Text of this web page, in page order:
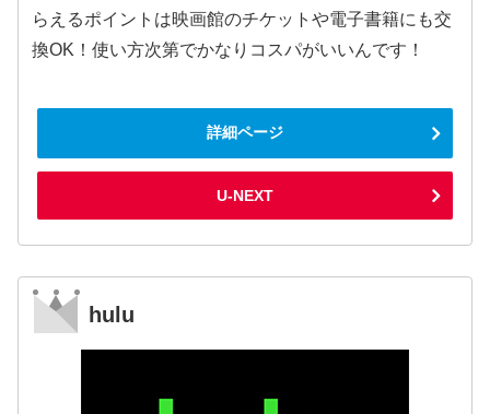
らえるポイントは映画館のチケットや電子書籍にも交
換OK！使い方次第でかなりコスパがいいんです！
詳細ページ
U-NEXT
hulu